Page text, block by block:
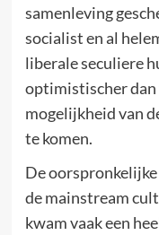
samenleving
socialist en al
liberale seculiere
optimistischer dan
mogelijkheid van
te komen.
De oorspronkelijke
de mainstream
kwam vaak een